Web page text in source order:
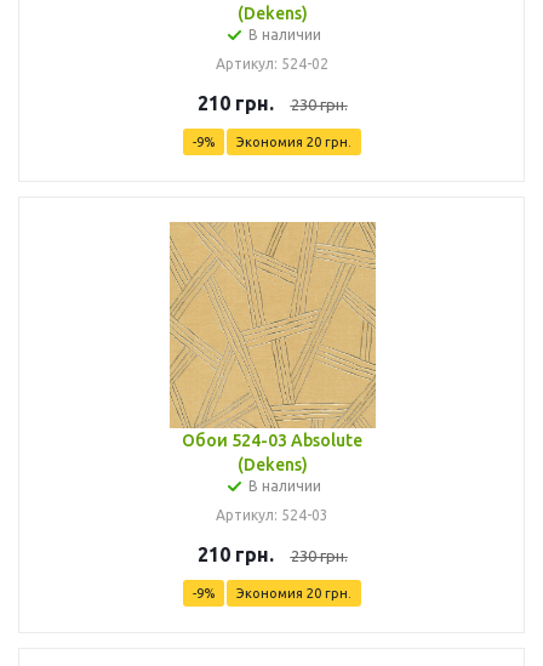
(Dekens)
В наличии
Артикул: 524-02
210грн. 230грн.
-9% Экономия 20 грн.
Обои 524-03 Absolute
(Dekens)
В наличии
Артикул: 524-03
210грн. 230грн.
-9% Экономия 20 грн.